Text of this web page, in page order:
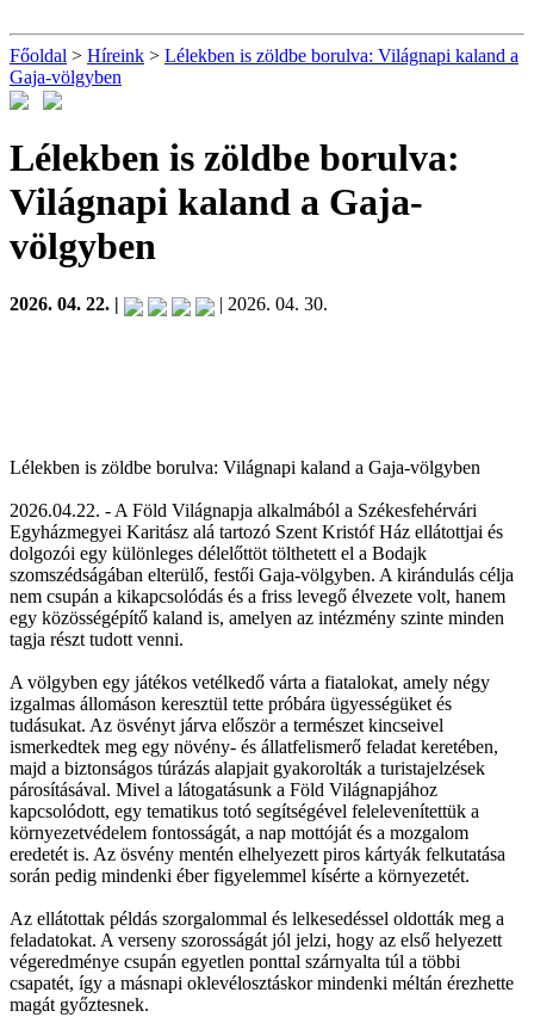
Főoldal > Híreink > Lélekben is zöldbe borulva: Világnapi kaland a
Gaja-völgyben
Lélekben is zöldbe borulva:
Világnapi kaland a Gaja-
völgyben
2026. 04. 22. | | 2026. 04. 30.
Lélekben is zöldbe borulva: Világnapi kaland a Gaja-völgyben
2026.04.22. - A Föld Világnapja alkalmából a Székesfehérvári
Egyházmegyei Karitász alá tartozó Szent Kristóf Ház ellátottjai és
dolgozói egy különleges délelőttöt tölthetett el a Bodajk
szomszédságában elterülő, festői Gaja-völgyben. A kirándulás célja
nem csupán a kikapcsolódás és a friss levegő élvezete volt, hanem
egy közösségépítő kaland is, amelyen az intézmény szinte minden
tagja részt tudott venni.
A völgyben egy játékos vetélkedő várta a fiatalokat, amely négy
izgalmas állomáson keresztül tette próbára ügyességüket és
tudásukat. Az ösvényt járva először a természet kincseivel
ismerkedtek meg egy növény- és állatfelismerő feladat keretében,
majd a biztonságos túrázás alapjait gyakorolták a turistajelzések
párosításával. Mivel a látogatásunk a Föld Világnapjához
kapcsolódott, egy tematikus totó segítségével felelevenítettük a
környezetvédelem fontosságát, a nap mottóját és a mozgalom
eredetét is. Az ösvény mentén elhelyezett piros kártyák felkutatása
során pedig mindenki éber figyelemmel kísérte a környezetét.
Az ellátottak példás szorgalommal és lelkesedéssel oldották meg a
feladatokat. A verseny szorosságát jól jelzi, hogy az első helyezett
végeredménye csupán egyetlen ponttal szárnyalta túl a többi
csapatét, így a másnapi oklevélosztáskor mindenki méltán érezhette
magát győztesnek.